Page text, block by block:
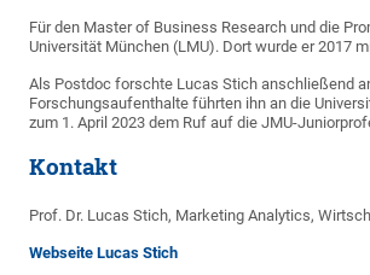
Für den Master of Business Research und die
Universität München (LMU). Dort wurde er 2017
Als Postdoc forschte Lucas Stich anschließend
Forschungsaufenthalte führten ihn an die
zum 1. April 2023 dem Ruf auf die JMU-
Kontakt
Prof. Dr. Lucas Stich, Marketing Analytics,
Webseite Lucas Stich